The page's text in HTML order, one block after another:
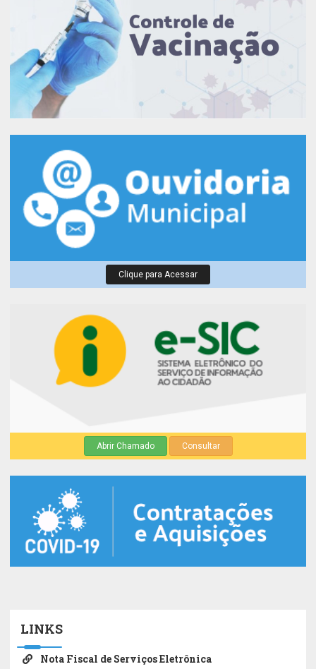
Clique para Acessar
Abrir Chamado Consultar
LINKS
Nota Fiscal de Serviços Eletrônica